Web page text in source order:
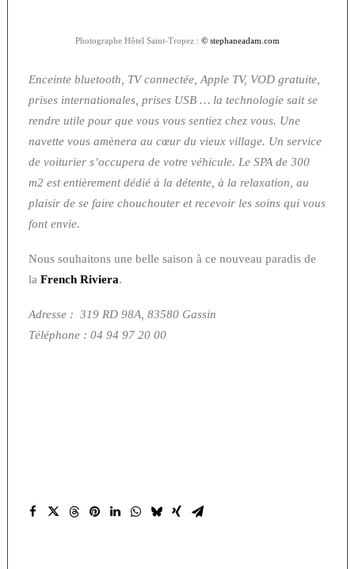
Photographe Hôtel Saint-Tropez : © stephaneadam.com
Enceinte bluetooth, TV connectée, Apple TV, VOD gratuite,
prises internationales, prises USB … la technologie sait se
rendre utile pour que vous vous sentiez chez vous. Une
navette vous amènera au cœur du vieux village. Un service
de voiturier s’occupera de votre véhicule. Le SPA de 300
m2 est entièrement dédié à la détente, à la relaxation, au
plaisir de se faire chouchouter et recevoir les soins qui vous
font envie.
Nous souhaitons une belle saison à ce nouveau paradis de
la French Riviera.
Adresse : 319 RD 98A, 83580 Gassin
Téléphone : 04 94 97 20 00